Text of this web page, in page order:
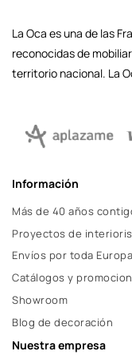
La Oca es una de las
reconocidas de
territorio nacional. La
Información
Más de 40 años
Proyectos de
Envíos por toda Europa
Catálogos y
Showroom
Blog de decoración
Nuestra empresa